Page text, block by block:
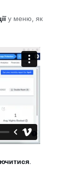
у меню, як
.